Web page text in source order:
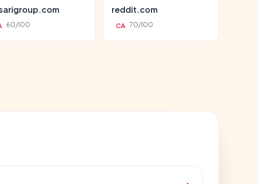
60/100
reddit.com
CA 70/100